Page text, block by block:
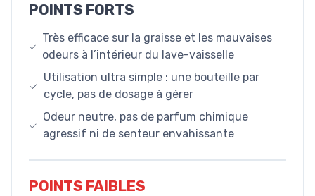
POINTS FORTS
Très efficace sur la graisse et les mauvaises
odeurs à l’intérieur du lave-vaisselle
Utilisation ultra simple : une bouteille par
cycle, pas de dosage à gérer
Odeur neutre, pas de parfum chimique
agressif ni de senteur envahissante
POINTS FAIBLES